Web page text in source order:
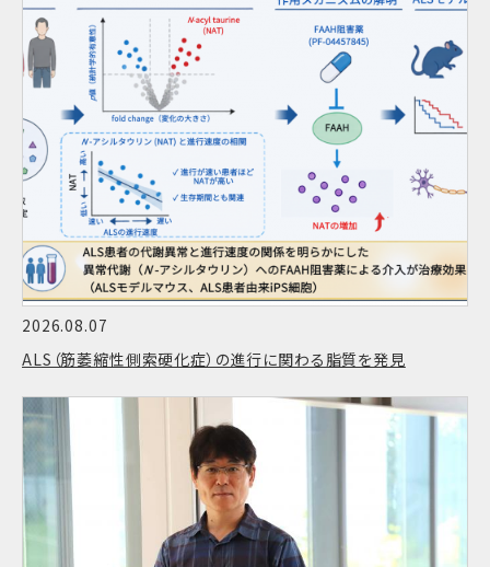
2026.08.07
ALS（筋萎縮性側索硬化症）の進行に関わる脂質を発見